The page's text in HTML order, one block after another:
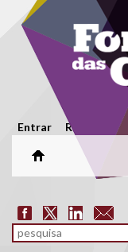
Passar para o conteúdo
Menu secundário
Entrar Registar
Formulário de
pesquisar